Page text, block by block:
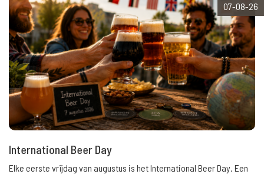
07-08-26
International Beer Day
Elke eerste vrijdag van augustus is het International Beer Day. Een